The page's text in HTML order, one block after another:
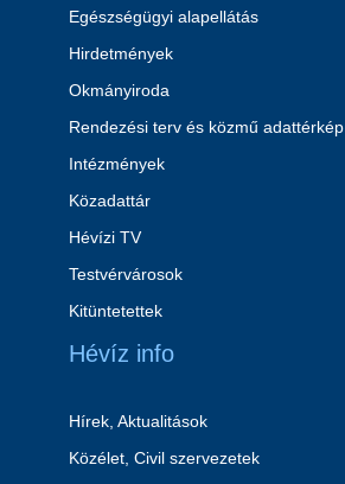
Egészségügyi alapellátás
Hirdetmények
Okmányiroda
Rendezési terv és közmű adattérkép
Intézmények
Közadattár
Hévízi TV
Testvérvárosok
Kitüntetettek
Hévíz info
Hírek, Aktualitások
Közélet, Civil szervezetek